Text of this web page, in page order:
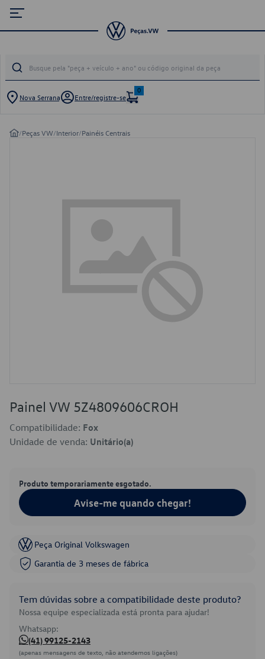
Nova Serrana Entre/registre-se
0
/Peças VW/Interior/Painéis Centrais
Painel VW 5Z4809606CROH
Compatibilidade: Fox
Unidade de venda: Unitário(a)
Produto temporariamente esgotado.
Avise-me quando chegar!
Peça Original Volkswagen
Garantia de 3 meses de fábrica
Tem dúvidas sobre a compatibilidade deste produto?
Nossa equipe especializada está pronta para ajudar!
Whatsapp:
(41) 99125-2143
(apenas mensagens de texto, não atendemos ligações)